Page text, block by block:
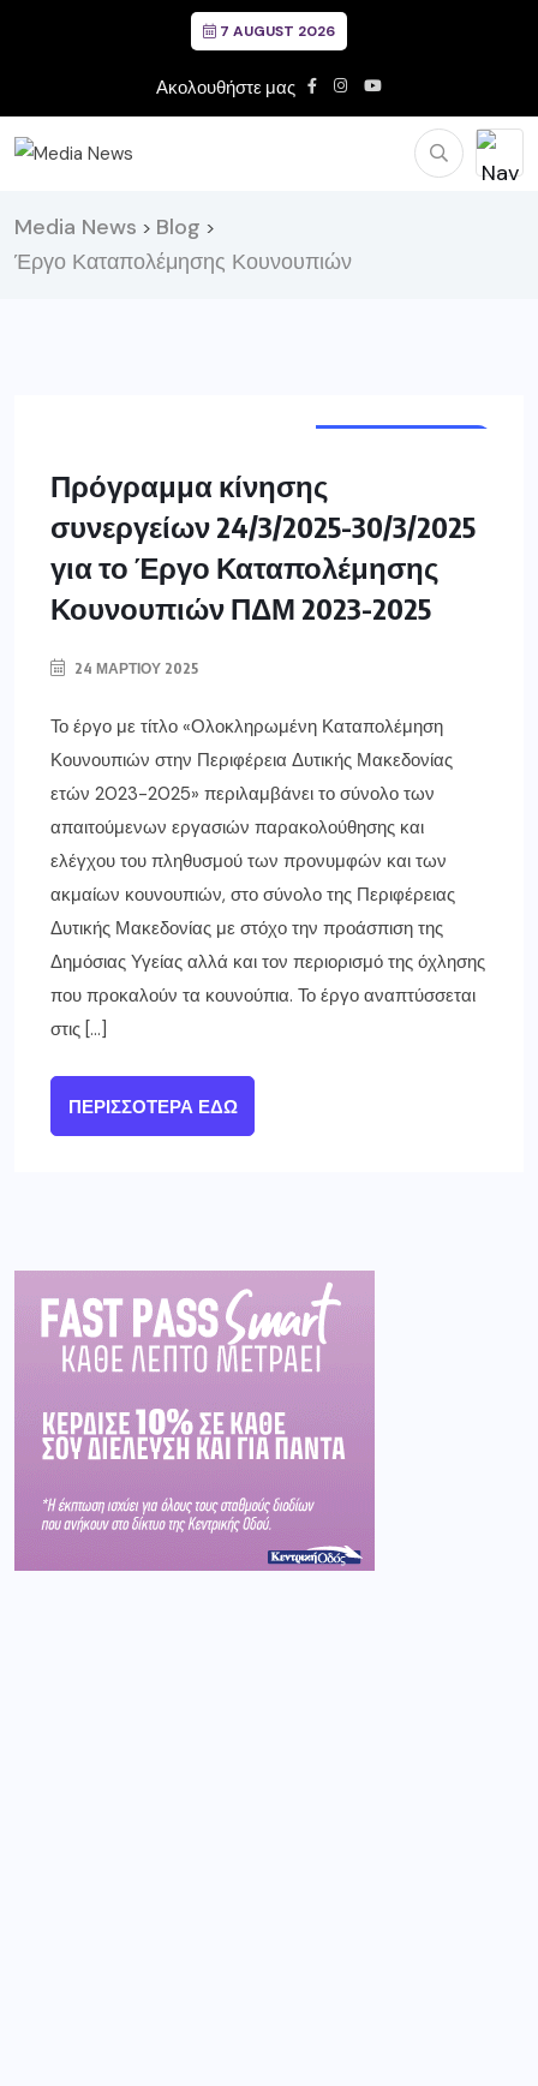
7 AUGUST 2026
Ακολουθήστε μας
Media News > Blog >
Έργο Καταπολέμησης Κουνουπιών
Πρόγραμμα κίνησης
συνεργείων 24/3/2025-30/3/2025
για το Έργο Καταπολέμησης
Κουνουπιών ΠΔΜ 2023-2025
24 ΜΑΡΤΊΟΥ 2025
Το έργο με τίτλο «Ολοκληρωμένη Καταπολέμηση
Κουνουπιών στην Περιφέρεια Δυτικής Μακεδονίας
ετών 2023-2025» περιλαμβάνει το σύνολο των
απαιτούμενων εργασιών παρακολούθησης και
ελέγχου του πληθυσμού των προνυμφών και των
ακμαίων κουνουπιών, στο σύνολο της Περιφέρειας
Δυτικής Μακεδονίας με στόχο την προάσπιση της
Δημόσιας Υγείας αλλά και τον περιορισμό της όχλησης
που προκαλούν τα κουνούπια. Το έργο αναπτύσσεται
στις […]
ΠΕΡΙΣΣΌΤΕΡΑ ΕΔΏ